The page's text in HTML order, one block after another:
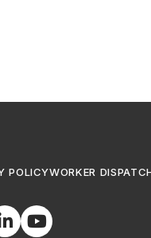
POLICYWORKER